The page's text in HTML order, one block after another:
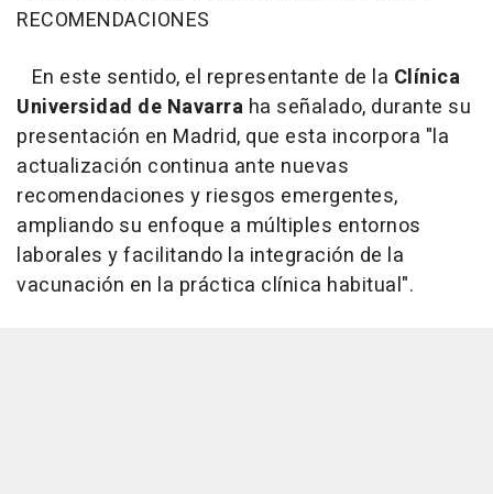
RECOMENDACIONES
En este sentido, el representante de la Clínica
Universidad de Navarra ha señalado, durante su
presentación en Madrid, que esta incorpora "la
actualización continua ante nuevas
recomendaciones y riesgos emergentes,
ampliando su enfoque a múltiples entornos
laborales y facilitando la integración de la
vacunación en la práctica clínica habitual".